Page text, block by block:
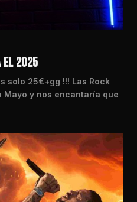
EL 2025
solo 25€+gg !!! Las Rock
Mayo y nos encantaría que